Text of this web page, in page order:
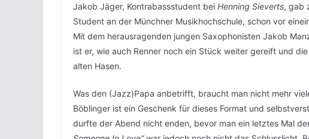
Jakob Jäger, Kontrabassstudent bei Henning Sieverts, gab
Student an der Münchner Musikhochschule, schon vor
Mit dem herausragenden jungen Saxophonisten Jakob
ist er, wie auch Renner noch ein Stück weiter gereift und
alten Hasen.
Was den (Jazz)Papa anbetrifft, braucht man nicht mehr
Böblinger ist ein Geschenk für dieses Format und
durfte der Abend nicht enden, bevor man ein letztes Mal